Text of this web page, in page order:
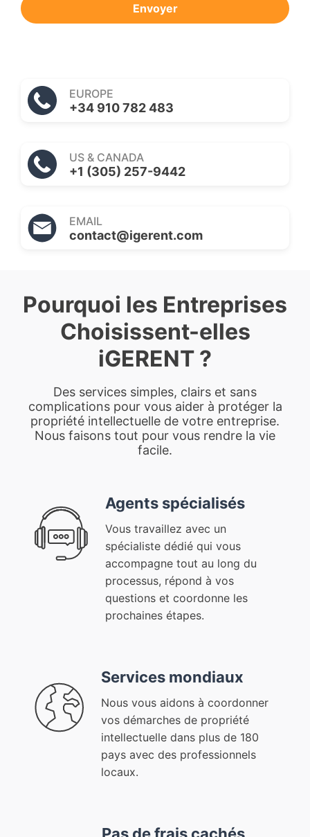
Envoyer
EUROPE
+34 910 782 483
US & CANADA
+1 (305) 257-9442
EMAIL
contact@igerent.com
Pourquoi les Entreprises
Choisissent-elles
iGERENT ?
Des services simples, clairs et sans
complications pour vous aider à protéger la
propriété intellectuelle de votre entreprise.
Nous faisons tout pour vous rendre la vie
facile.
Agents spécialisés
Vous travaillez avec un
spécialiste dédié qui vous
accompagne tout au long du
processus, répond à vos
questions et coordonne les
prochaines étapes.
Services mondiaux
Nous vous aidons à coordonner
vos démarches de propriété
intellectuelle dans plus de 180
pays avec des professionnels
locaux.